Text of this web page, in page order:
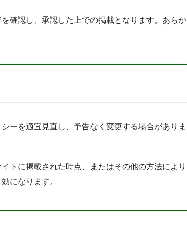
確認し、承認した上での掲載となります。あらか
ーを適宜見直し、予告なく変更する場合がありま
トに掲載された時点、またはその他の方法により
になります。